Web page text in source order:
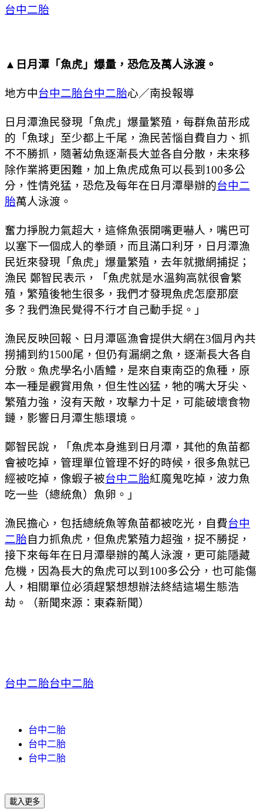
台中二胎
▲日月潭「魚虎」爆量，恐危及萬人泳渡。
地方中台中二胎台中二胎心／南投報導
日月潭漁民發現「魚虎」爆量繁殖，每群魚苗形成
的「魚球」至少都上千尾，漁民苦惱自費自力、抓
不不勝抓，隨著幼魚逐漸長大並各自分散，未來移
除作業將更困難，加上魚虎成魚可以長到100多公
分，性情兇猛，恐危及每年在日月潭舉辦的台中二
胎萬人泳渡。
奮力掙脫力氣超大，這條魚張開嘴更嚇人，嘴巴可
以塞下一個成人的拳頭，而且滿口利牙，日月潭漁
民近來發現「魚虎」爆量繁殖，去年就撒網捕捉；
漁民 鄭智民表示，「魚虎就是水溫夠高就很會繁
殖，繁殖後牠生很多，我們才發現魚虎怎麼那麼
多？我們漁民覺得不行才自己動手捉。」
漁民反映回報、日月潭區漁會提供大網在3個月內共
撈捕到約1500尾，但仍有漏網之魚，逐漸長大各自
分散。魚虎學名小盾鱧，是來自東南亞的魚種，原
本一種是觀賞用魚，但生性凶猛，牠的嘴大牙尖、
繁殖力強，沒有天敵，攻擊力十足，可能破壞食物
鏈，影響日月潭生態環境。
鄭智民說，「魚虎本身進到日月潭，其他的魚苗都
會被吃掉，管理單位管理不好的時候，很多魚就已
經被吃掉，像蝦子被台中二胎紅魔鬼吃掉，波力魚
吃一些（總統魚）魚卵。」
漁民擔心，包括總統魚等魚苗都被吃光，自費台中
二胎自力抓魚虎，但魚虎繁殖力超強，捉不勝捉，
接下來每年在日月潭舉辦的萬人泳渡，更可能隱藏
危機，因為長大的魚虎可以到100多公分，也可能傷
人，相關單位必須趕緊想想辦法終結這場生態浩
劫。（新聞來源：東森新聞）
台中二胎台中二胎
台中二胎
台中二胎
台中二胎
載入更多